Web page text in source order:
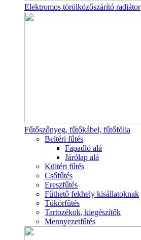
Elektromos törölközőszárító radiátor
Fűtőszőnyeg, fűtőkábel, fűtőfólia
Beltéri fűtés
Fapadló alá
Járólap alá
Kültéri fűtés
Csőfűtés
Ereszfűtés
Fűthető fekhely kisállatoknak
Tükörfűtés
Tartozékok, kiegészítők
Mennyezetfűtés